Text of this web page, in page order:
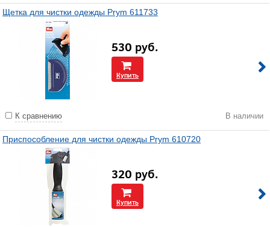
Щетка для чистки одежды Prym 611733
530 руб.
Купить
К сравнению В наличии
Приспособление для чистки одежды Prym 610720
320 руб.
Купить